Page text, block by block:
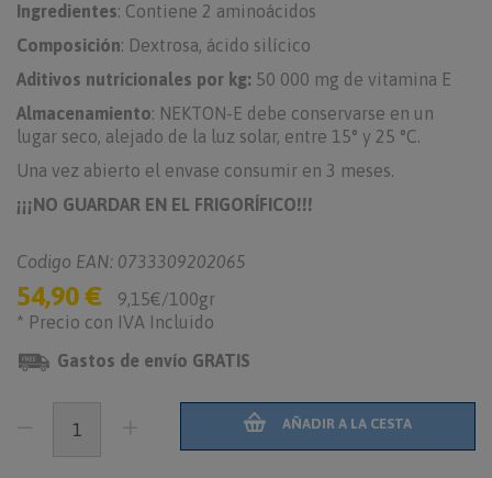
Ingredientes: Contiene 2 aminoácidos
Composición: Dextrosa, ácido silícico
Aditivos nutricionales por kg: 50 000 mg de vitamina E
Almacenamiento: NEKTON-E debe conservarse en un
lugar seco, alejado de la luz solar, entre 15° y 25 °C.
Una vez abierto el envase consumir en 3 meses.
¡¡¡NO GUARDAR EN EL FRIGORÍFICO!!!
Codigo EAN: 0733309202065
54,90 €
9,15€/100gr
* Precio con IVA Incluido
Gastos de envío GRATIS
AÑADIR A LA CESTA